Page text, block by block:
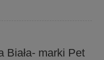
Biała- marki Pet